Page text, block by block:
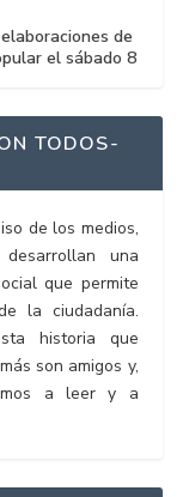
de
el sábado 8
TODOS-
de los medios,
una
que permite
la ciudadanía.
historia que
son amigos y,
a leer y a